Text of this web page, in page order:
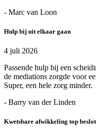
- Marc van Loon
Hulp bij uit elkaar gaan
4 juli 2026
Passende hulp bij een
de mediations zorgde voor
Super, een hele zorg minder.
- Barry van der Linden
Kwetsbare afwikkeling top